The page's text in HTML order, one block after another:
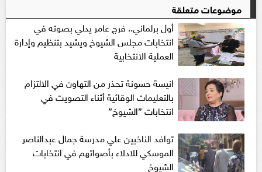
موضوعات متعلقة
أول برلماني.. فرج عامر يدلي بصوته في
انتخابات مجلس الشيوخ ويشيد بتنظيم وإدارة
العملية الانتخابية
انيسة حسونة تحذر من التهاون في الالتزام
بالتعليمات الوقائية أثناء التصويت في
انتخابات ”الشيوخ”
توافد الناخبين علي مدرسة جمال عبدالناصر
الموسكي للادلاء بأصواتهم في انتخابات
الشيوخ